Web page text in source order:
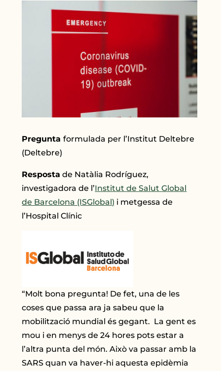
Preguntaformulada per l’Institut Deltebre
(Deltebre)
Resposta de Natàlia Rodríguez,
investigadora de l’Institut de Salut Global
de Barcelona (ISGlobal) i metgessa de
l’Hospital Clínic
“Molt bona pregunta! De fet, una de les
coses que passa ara ja sabeu que la
mobilització mundial és gegant. La gent es
mou i en menys de 24 hores pots estar a
l’altra punta del món. Això va passar amb la
SARS quan va haver-hi aquesta epidèmia